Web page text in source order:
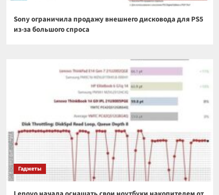
Sony ограничила продажу внешнего дисковода для PS5
из-за большого спроса
Гаджеты